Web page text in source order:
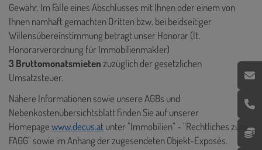
Gewähr. Im Falle eines Abschlusses mit Ihnen oder einem von
Ihnen namhaft gemachten Dritten bzw. bei beidseitiger
Willensübereinstimmung beträgt unser Honorar (lt.
Honorarverordnung für Immobilienmakler)
3 Bruttomonatsmietenzuzüglich der gesetzlichen
Umsatzsteuer.
Nähere Informationen sowie unsere AGBs und
Nebenkostenübersichtsblatt finden Sie auf unserer
Homepagewww.decus.atunter "Immobilien" - "Rechtliches zum
FAGG" sowie im Anhang der zugesendeten Objekt-Exposés.